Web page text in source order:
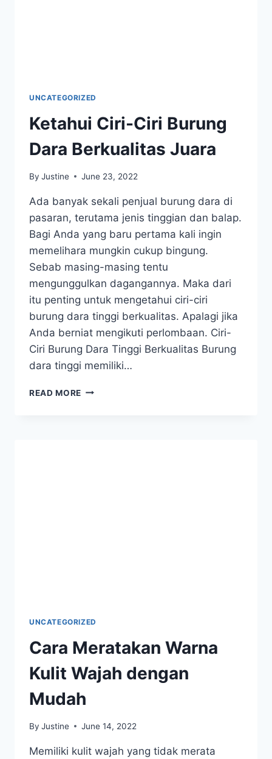
UNCATEGORIZED
Ketahui Ciri-Ciri Burung
Dara Berkualitas Juara
By Justine June 23, 2022
Ada banyak sekali penjual burung dara di
pasaran, terutama jenis tinggian dan balap.
Bagi Anda yang baru pertama kali ingin
memelihara mungkin cukup bingung.
Sebab masing-masing tentu
mengunggulkan dagangannya. Maka dari
itu penting untuk mengetahui ciri-ciri
burung dara tinggi berkualitas. Apalagi jika
Anda berniat mengikuti perlombaan. Ciri-
Ciri Burung Dara Tinggi Berkualitas Burung
dara tinggi memiliki…
READ MORE KETAHUI
UNCATEGORIZED
Cara Meratakan Warna
Kulit Wajah dengan
Mudah
By Justine June 14, 2022
Memiliki kulit wajah yang tidak merata